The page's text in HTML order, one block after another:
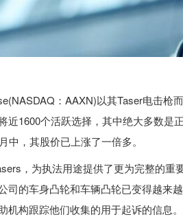
：AAXN)以其Taser电击枪
近1600个活跃选择，其中绝大多数是
中，其股价已上涨了一倍多。
，为执法用途提供了更为完整的
司的车身凸轮和车辆凸轮已变得越来
机构跟踪他们收集的用于起诉的信息。